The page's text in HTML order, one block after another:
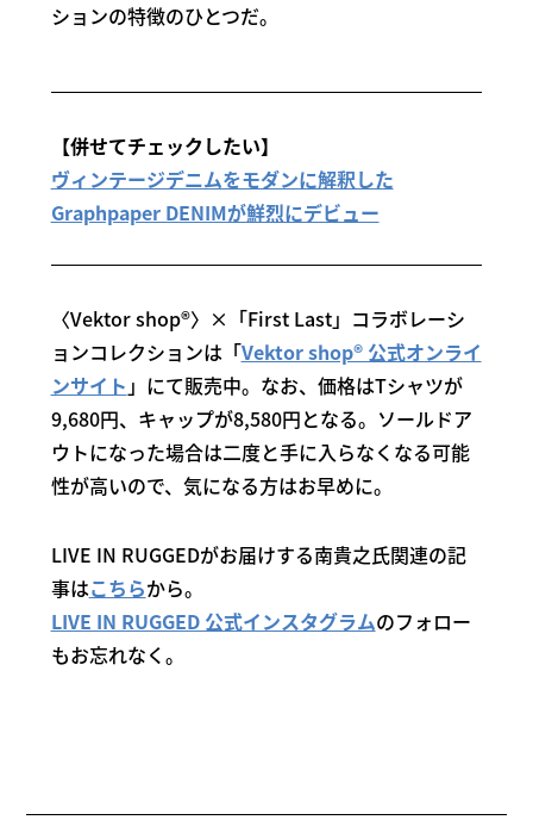
ションの特徴のひとつだ。
【併せてチェックしたい】
ヴィンテージデニムをモダンに解釈した
Graphpaper DENIMが鮮烈にデビュー
〈Vektor shop®〉×「First Last」コラボレーシ
ョンコレクションは「Vektor shop® 公式オンライ
ンサイト 」にて販売中。なお、価格はTシャツが
9,680円、キャップが8,580円となる。ソールドア
ウトになった場合は二度と手に入らなくなる可能
性が高いので、気になる方はお早めに。
LIVE IN RUGGEDがお届けする南貴之氏関連の記
事はこちらから。
LIVE IN RUGGED 公式インスタグラムのフォロー
もお忘れなく。